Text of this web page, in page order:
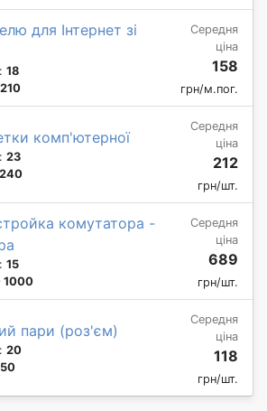
для Інтернет зі
18
Середня
ціна
158
грн/м.пог.
комп'ютерної
23
Середня
ціна
212
грн/шт.
комутатора -
15
1000
Середня
ціна
689
грн/шт.
пари (роз'єм)
20
Середня
ціна
118
грн/шт.